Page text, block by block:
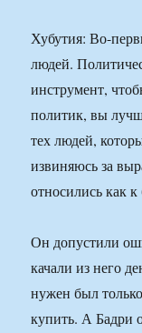
Хубутия: Во-
людей.
инструмент,
политик, вы
тех людей,
извиняюсь за
относились как
Он допустили
качали из него
нужен был
купить. А Бадри